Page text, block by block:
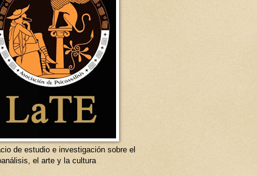
de estudio e investigación sobre el
el arte y la cultura